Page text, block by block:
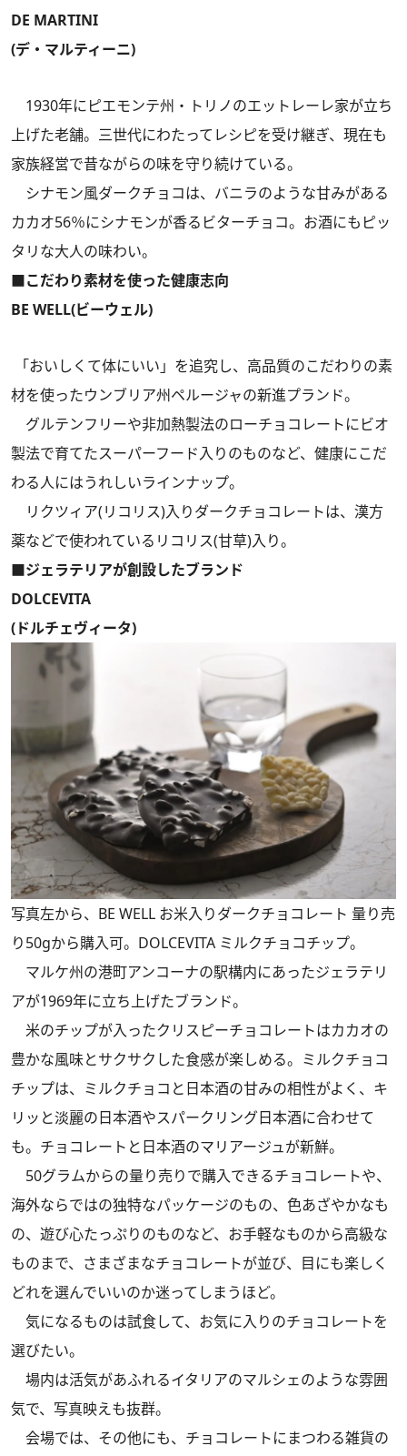
DE MARTINI
(デ・マルティーニ)
1930年にピエモンテ州・トリノのエットレーレ家が立ち
上げた老舗。三世代にわたってレシピを受け継ぎ、現在も
家族経営で昔ながらの味を守り続けている。
シナモン風ダークチョコは、バニラのような甘みがある
カカオ56％にシナモンが香るビターチョコ。お酒にもピッ
タリな大人の味わい。
■こだわり素材を使った健康志向
BE WELL(ビーウェル)
「おいしくて体にいい」を追究し、高品質のこだわりの素
材を使ったウンブリア州ペルージャの新進プランド。
グルテンフリーや非加熱製法のローチョコレートにビオ
製法で育てたスーパーフード入りのものなど、健康にこだ
わる人にはうれしいラインナップ。
リクツィア(リコリス)入りダークチョコレートは、漢方
薬などで使われているリコリス(甘草)入り。
■ジェラテリアが創設したブランド
DOLCEVITA
(ドルチェヴィータ)
写真左から、BE WELL お米入りダークチョコレート 量り売
り50gから購入可。DOLCEVITA ミルクチョコチップ。
マルケ州の港町アンコーナの駅構内にあったジェラテリ
アが1969年に立ち上げたブランド。
米のチップが入ったクリスピーチョコレートはカカオの
豊かな風味とサクサクした食感が楽しめる。ミルクチョコ
チップは、ミルクチョコと日本酒の甘みの相性がよく、キ
リッと淡麗の日本酒やスパークリング日本酒に合わせて
も。チョコレートと日本酒のマリアージュが新鮮。
50グラムからの量り売りで購入できるチョコレートや、
海外ならではの独特なパッケージのもの、色あざやかなも
の、遊び心たっぷりのものなど、お手軽なものから高級な
ものまで、さまざまなチョコレートが並び、目にも楽しく
どれを選んでいいのか迷ってしまうほど。
気になるものは試食して、お気に入りのチョコレートを
選びたい。
場内は活気があふれるイタリアのマルシェのような雰囲
気で、写真映えも抜群。
会場では、その他にも、チョコレートにまつわる雑貨の